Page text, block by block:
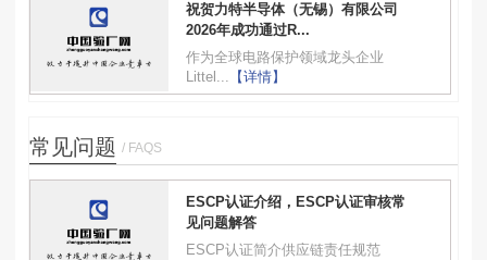
祝贺力特半导体（无锡）有限公司
2026年成功通过R...
作为全球电路保护领域龙头企业
Littel... 【详情】
常见问题 / FAQS
ESCP认证介绍，ESCP认证审核常
见问题解答
ESCP认证简介供应链责任规范